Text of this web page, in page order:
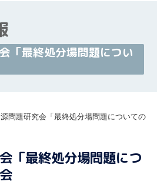
「最終処分場問題につい
問題研究会「最終処分場問題についての
「最終処分場問題につ